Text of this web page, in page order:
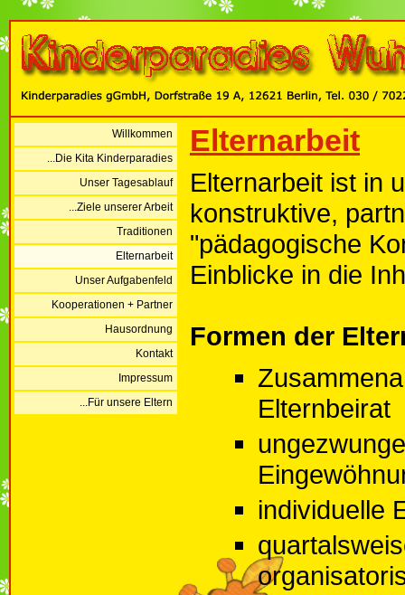
Willkommen
...Die Kita Kinderparadies
Unser Tagesablauf
...Ziele unserer Arbeit
Traditionen
Elternarbeit
Unser Aufgabenfeld
Kooperationen + Partner
Hausordnung
Kontakt
Impressum
...Für unsere Eltern
Elternarbeit
Elternarbeit ist in
konstruktive,
"pädagogische
Einblicke in die
Formen der
Elternbeirat
individuelle